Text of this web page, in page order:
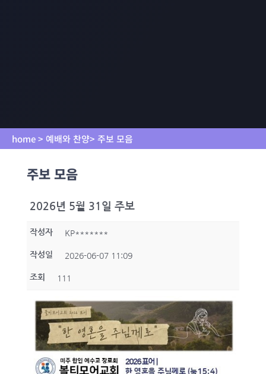
home > 예배와 찬양> 주보 모음
주보 모음
2026년 5월 31일 주보
작성자 KP*******
작성일 2026-06-07 11:09
조회 111